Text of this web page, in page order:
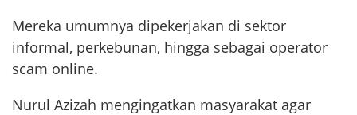
Mereka umumnya dipekerjakan di sektor
informal, perkebunan, hingga sebagai operator
scam online.
Nurul Azizah mengingatkan masyarakat agar